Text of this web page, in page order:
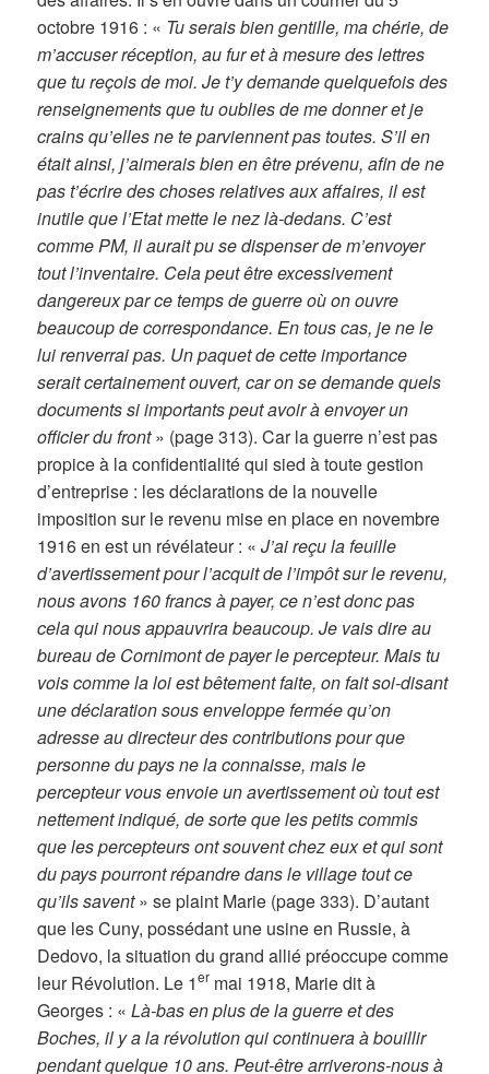
octobre 1916 : « Tu serais bien gentille, ma chérie, de
m’accuser réception, au fur et à mesure des lettres
que tu reçois de moi. Je t’y demande quelquefois des
renseignements que tu oublies de me donner et je
crains qu’elles ne te parviennent pas toutes. S’il en
était ainsi, j’aimerais bien en être prévenu, afin de ne
pas t’écrire des choses relatives aux affaires, il est
inutile que l’Etat mette le nez là-dedans. C’est
comme PM, il aurait pu se dispenser de m’envoyer
tout l’inventaire. Cela peut être excessivement
dangereux par ce temps de guerre où on ouvre
beaucoup de correspondance. En tous cas, je ne le
lui renverrai pas. Un paquet de cette importance
serait certainement ouvert, car on se demande quels
documents si importants peut avoir à envoyer un
officier du front» (page 313). Car la guerre n’est pas
propice à la confidentialité qui sied à toute gestion
d’entreprise : les déclarations de la nouvelle
imposition sur le revenu mise en place en novembre
1916 en est un révélateur : «J’ai reçu la feuille
d’avertissement pour l’acquit de l’impôt sur le revenu,
nous avons 160 francs à payer, ce n’est donc pas
cela qui nous appauvrira beaucoup. Je vais dire au
bureau de Cornimont de payer le percepteur. Mais tu
vois comme la loi est bêtement faite, on fait soi-disant
une déclaration sous enveloppe fermée qu’on
adresse au directeur des contributions pour que
personne du pays ne la connaisse, mais le
percepteur vous envoie un avertissement où tout est
nettement indiqué, de sorte que les petits commis
que les percepteurs ont souvent chez eux et qui sont
du pays pourront répandre dans le village tout ce
qu’ils savent» se plaint Marie (page 333). D’autant
que les Cuny, possédant une usine en Russie, à
Dedovo, la situation du grand allié préoccupe comme
leur Révolution. Le 1er mai 1918, Marie dit à
Georges : «Là-bas en plus de la guerre et des
Boches, il y a la révolution qui continuera à bouillir
pendant quelque 10 ans. Peut-être arriverons-nous à